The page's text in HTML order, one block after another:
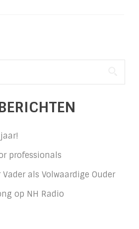
professionals
als Volwaardige Ouder
op NH Radio